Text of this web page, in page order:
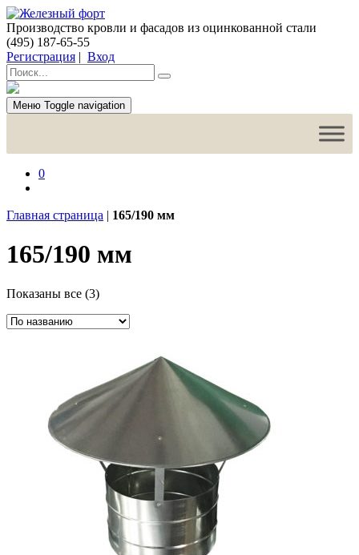
Производство кровли и фасадов из оцинкованной стали
(495) 187-65-55
Регистрация | Вход
Меню Toggle navigation
0
Главная страница | 165/190 мм
165/190 мм
Показаны все (3)